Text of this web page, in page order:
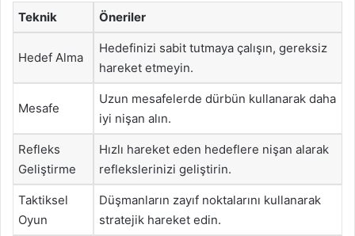
Teknik Öneriler
Hedef Alma
Hedefinizi sabit tutmaya çalışın, gereksiz
hareket etmeyin.
Mesafe
Uzun mesafelerde dürbün kullanarak daha
iyi nişan alın.
Refleks
Geliştirme
Hızlı hareket eden hedeflere nişan alarak
reflekslerinizi geliştirin.
Taktiksel
Oyun
Düşmanların zayıf noktalarını kullanarak
stratejik hareket edin.